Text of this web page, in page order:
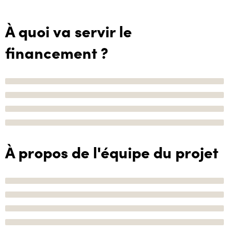
À quoi va servir le
financement ?
À propos de l'équipe du projet